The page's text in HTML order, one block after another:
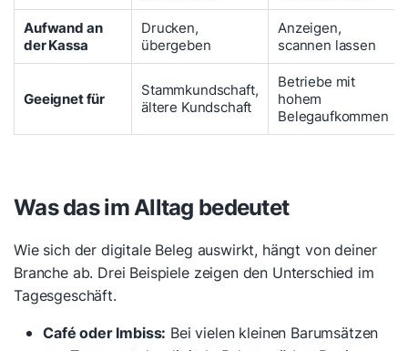
Aufwand an
der Kassa
Drucken,
übergeben
Anzeigen,
scannen lassen
Geeignet für
Stammkundschaft,
ältere Kundschaft
Betriebe mit
hohem
Belegaufkommen
Was das im Alltag bedeutet
Wie sich der digitale Beleg auswirkt, hängt von deiner
Branche ab. Drei Beispiele zeigen den Unterschied im
Tagesgeschäft.
Café oder Imbiss: Bei vielen kleinen Barumsätzen